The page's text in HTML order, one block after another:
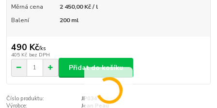
Měrná cena
2 450,00 Kč / l
Balení
200 ml
490 Kč/ks
405 Kč bez DPH
Přidat do košíku
Číslo produktu:
JP034
Výrobce:
Jean Peau